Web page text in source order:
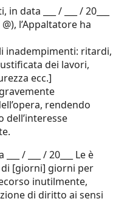
data ___ / ___ / 20___
@), l’Appaltatore ha
inadempimenti: ritardi,
dei lavori,
ecc.]
rendendo
dell’interesse
/ ___ / 20___ Le è
[giorni] giorni per
inutilmente,
di diritto ai sensi